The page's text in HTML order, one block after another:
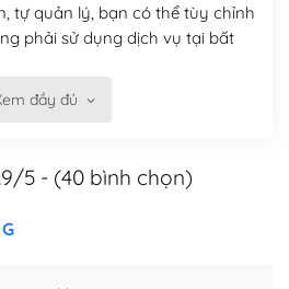
tự quản lý, bạn có thể tùy chỉnh
phải sử dụng dịch vụ tại bất
một tên miền và hosting để
WordPress
tìm kiếm
đầy đủ
5 - (40 bình chọn)